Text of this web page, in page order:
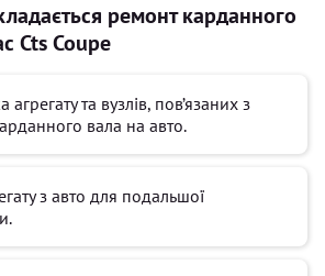
ремонт карданного
Cts Coupe
агрегату та вузлів, пов’язаних з
вала на авто.
з авто для подальшої